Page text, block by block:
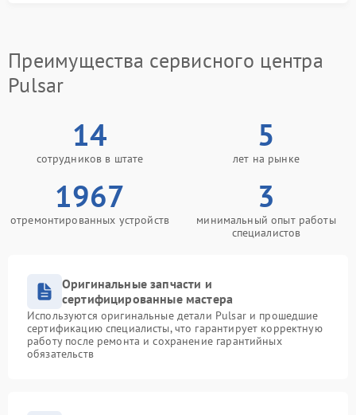
Преимущества сервисного центра
Pulsar
14
сотрудников в штате
5
лет на рынке
1967
отремонтированных устройств
3
минимальный опыт работы
специалистов
Оригинальные запчасти и
сертифицированные мастера
Используются оригинальные детали Pulsar и прошедшие
сертификацию специалисты, что гарантирует корректную
работу после ремонта и сохранение гарантийных
обязательств